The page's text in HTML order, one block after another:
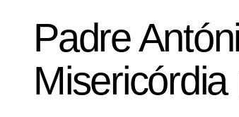
Padre